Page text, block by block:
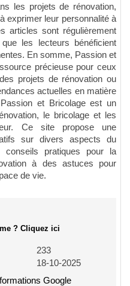
les projets de rénovation,
exprimer leur personnalité à
articles sont régulièrement
les lecteurs bénéficient
En somme, Passion et
précieuse pour ceux
projets de rénovation ou
actuelles en matière
et Bricolage est un
le bricolage et les
Ce site propose une
sur divers aspects du
conseils pratiques pour la
à des astuces pour
de vie.
? Cliquez ici
233
18-10-2025
Google